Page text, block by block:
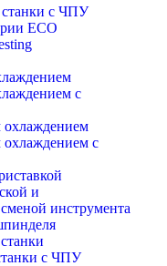
станки с ЧПУ
ECO
с
с
и
инструмента
с ЧПУ